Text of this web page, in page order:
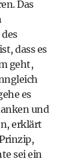
Das
dass es
geht,
es
und
erklärt
sei ein